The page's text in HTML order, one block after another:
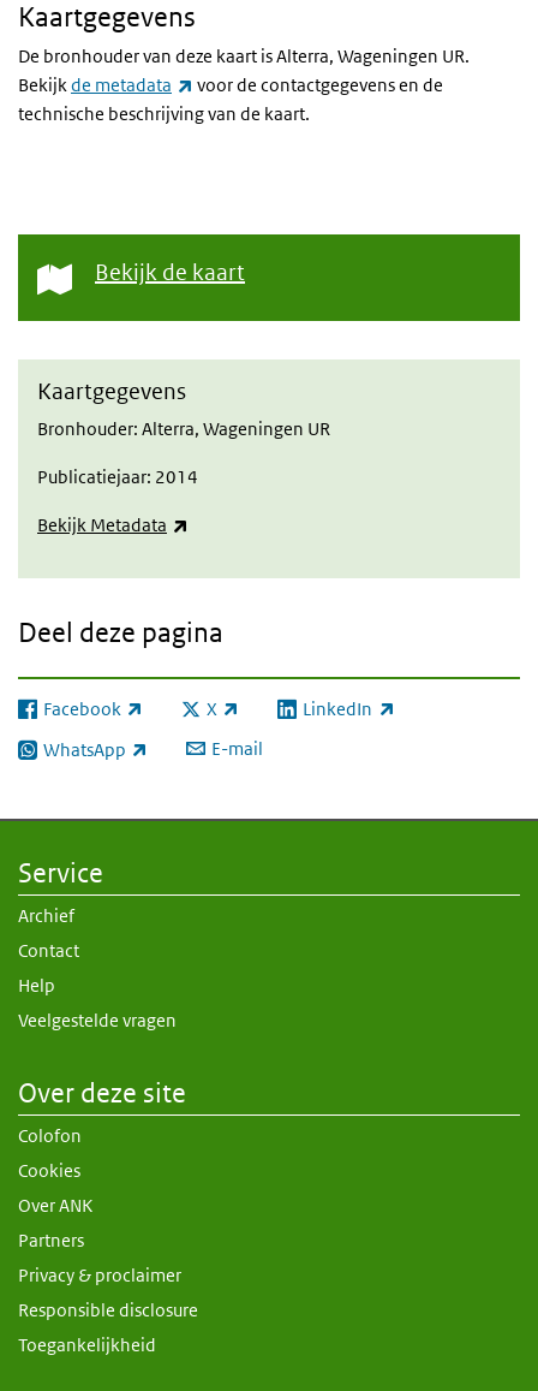
Kaartgegevens
De bronhouder van deze kaart is Alterra, Wageningen UR.
Bekijkde metadata (externe link)
voor de contactgegevens en de
technische beschrijving van de kaart.
Bekijk de kaart
Kaartgegevens
Bronhouder: Alterra, Wageningen UR
Publicatiejaar: 2014
Bekijk Metadata
Deel deze pagina
Facebook
(externe link) X
(externe link) LinkedIn
(externe link)
WhatsApp
(externe link) E-mail
Service
Archief
Contact
Help
Veelgestelde vragen
Over deze site
Colofon
Cookies
Over ANK
Partners
Privacy & proclaimer
Responsible disclosure
Toegankelijkheid